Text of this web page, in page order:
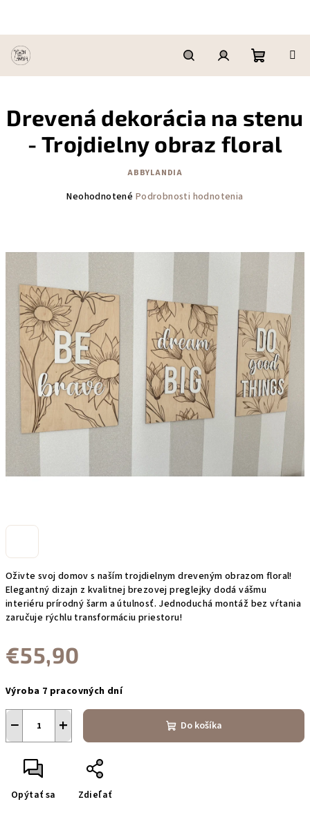
obsah
HľadaťPrihlásenie
košík
Oživte svoj domov s naším trojdielnym dreveným obrazom floral!
Elegantný dizajn z kvalitnej brezovej preglejky dodá vášmu
interiéru prírodný šarm a útulnosť. Jednoduchá montáž bez vŕtania
zaručuje rýchlu transformáciu priestoru!
€55,90
cena:
Výroba 7 pracovných dní
+
− Do košíka
Opýtať sa Zdieľať
Drevená dekorácia na stenu
- Trojdielny obraz floral
ABBYLANDIA
0,0
hviezdičiek.
Neohodnotené Podrobnosti hodnotenia